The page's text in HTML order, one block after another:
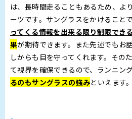
は、長時間走ることもあるため、よ
ーツです。サングラスをかけること
ってくる情報を出来る限り制限できる
果が期待できます。また先述でもお
しからも目を守ってくれます。その
て視界を確保できるので、ランニン
るのもサングラスの強みといえます。